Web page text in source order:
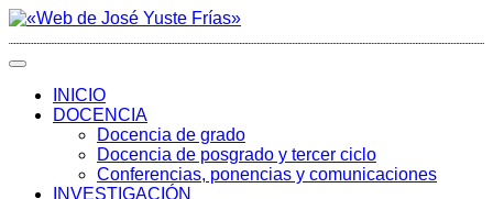
INICIO
DOCENCIA
Docencia de grado
Docencia de posgrado y tercer ciclo
Conferencias, ponencias y comunicaciones
INVESTIGACIÓN